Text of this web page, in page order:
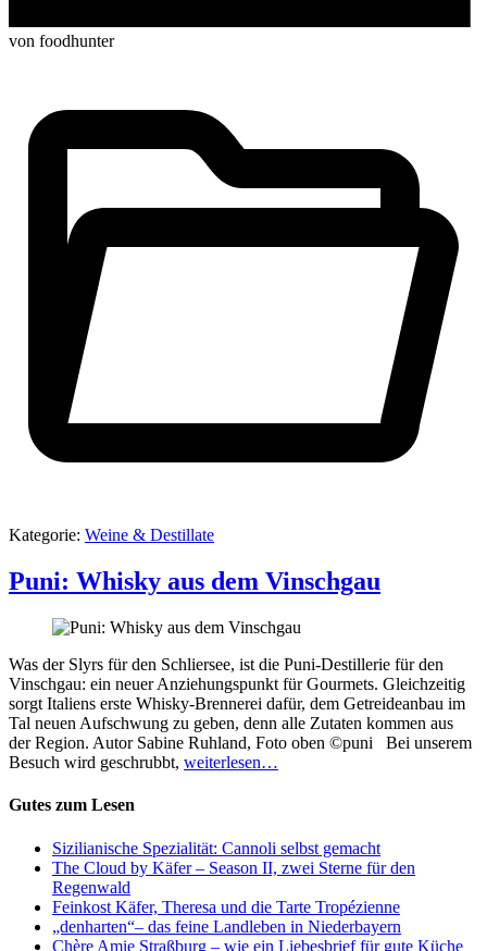
von foodhunter
Kategorie: Weine & Destillate
Puni: Whisky aus dem Vinschgau
Was der Slyrs für den Schliersee, ist die Puni-Destillerie für den
Vinschgau: ein neuer Anziehungspunkt für Gourmets. Gleichzeitig
sorgt Italiens erste Whisky-Brennerei dafür, dem Getreideanbau im
Tal neuen Aufschwung zu geben, denn alle Zutaten kommen aus
der Region. Autor Sabine Ruhland, Foto oben ©puni Bei unserem
Besuch wird geschrubbt, weiterlesen…
Gutes zum Lesen
Sizilianische Spezialität: Cannoli selbst gemacht
The Cloud by Käfer – Season II, zwei Sterne für den
Regenwald
Feinkost Käfer, Theresa und die Tarte Tropézienne
„denharten“– das feine Landleben in Niederbayern
Chère Amie Straßburg – wie ein Liebesbrief für gute Küche